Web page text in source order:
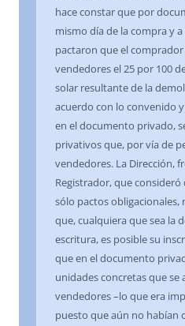
hace constar que por
mismo día de la compra y
pactaron que el
vendedores el 25 por 100
solar resultante de la
acuerdo con lo convenido
en el documento privado,
privativos que, por vía de
vendedores. La Dirección,
Registrador, que
sólo pactos
que, cualquiera que sea la
escritura, es posible su
que en el documento
unidades concretas que se
vendedores –lo que era
puesto que aún no habían